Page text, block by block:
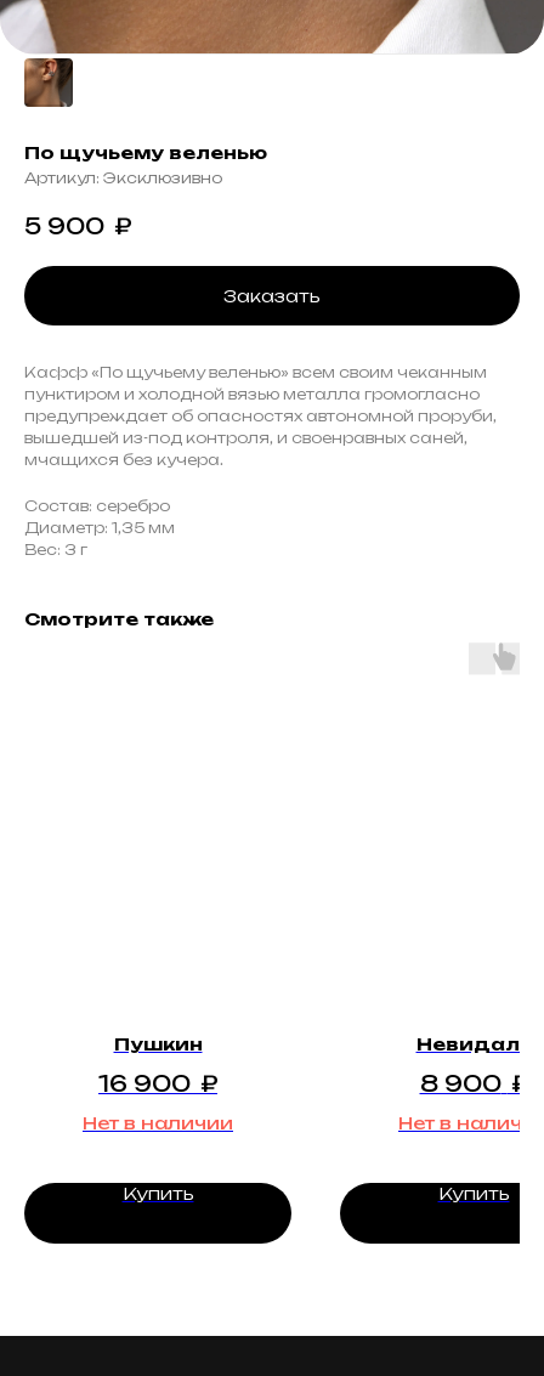
По щучьему веленью
Артикул: Эксклюзивно
5 900 ₽
Заказать
Кафф «По щучьему веленью» всем своим чеканным
пунктиром и холодной вязью металла громогласно
предупреждает об опасностях автономной проруби,
вышедшей из-под контроля, и своенравных саней,
мчащихся без кучера.
Состав: серебро
Диаметр: 1,35 мм
Вес: 3 г
Смотрите также
Пушкин
16 900 ₽
Нет в наличии
Купить
Невидаль
8 900 ₽
Нет в
Купить